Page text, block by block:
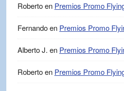
Robertoen Premios Promo
Fernandoen Premios Promo
Alberto J. en Premios Promo
Robertoen Premios Promo